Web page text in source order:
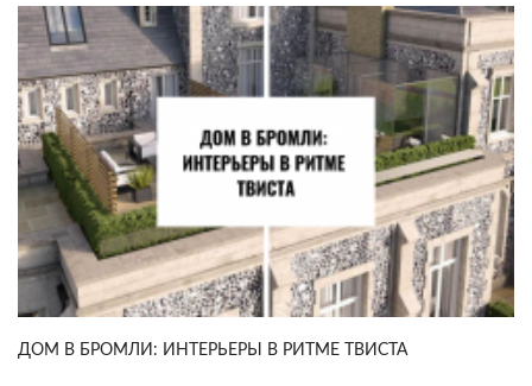
ДОМ В БРОМЛИ: ИНТЕРЬЕРЫ В РИТМЕ ТВИСТА